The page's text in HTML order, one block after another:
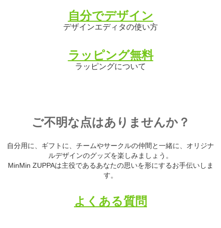
自分でデザイン
デザインエディタの使い方
ラッピング無料
ラッピングについて
ご不明な点はありませんか？
自分用に、ギフトに、チームやサークルの仲間と一緒に、オリジナ
ルデザインのグッズを楽しみましょう。
MinMin ZUPPAは主役であるあなたの思いを形にするお手伝いしま
す。
よくある質問